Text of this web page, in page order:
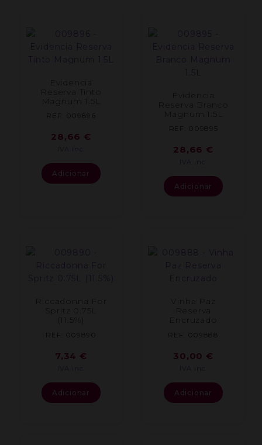
Evidencia
Reserva Tinto
Magnum 1.5L
REF: 009896
28,66 €
Adicionar
Evidencia
Magnum 1.5L
REF: 009895
28,66 €
Adicionar
Riccadonna For
Spritz 0.75L
REF: 009890
7,34 €
Adicionar
Encruzado
REF: 009888
30,00 €
Adicionar